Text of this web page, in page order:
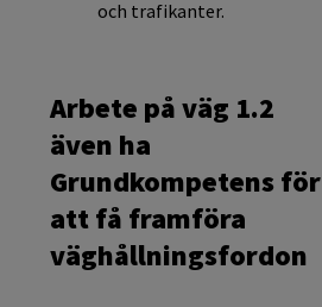
och trafikanter.
Arbete på väg 1.2
även ha
Grundkompetens för
att få framföra
väghållningsfordon